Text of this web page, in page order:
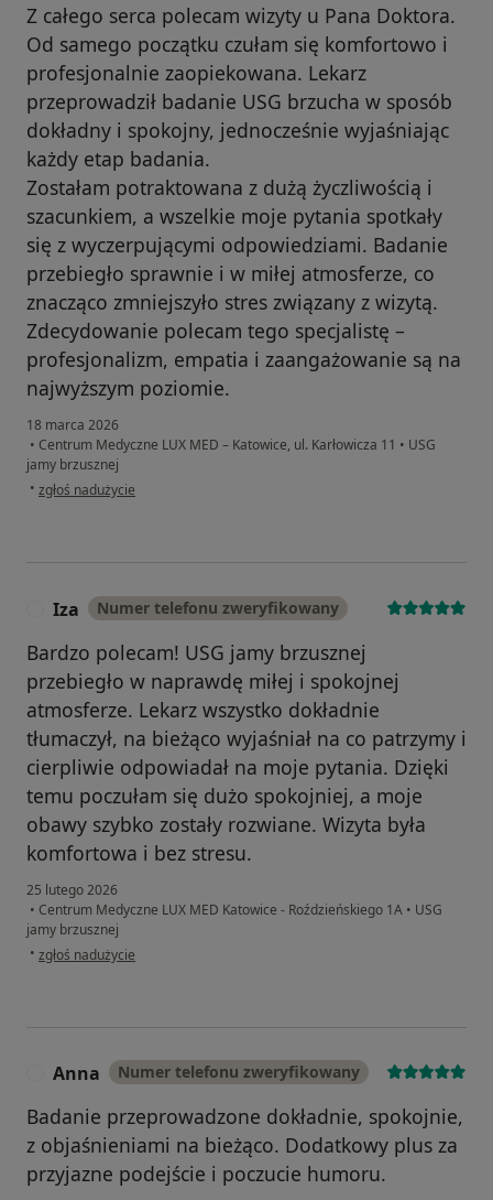
Z całego serca polecam wizyty u Pana Doktora.
Od samego początku czułam się komfortowo i
profesjonalnie zaopiekowana. Lekarz
przeprowadził badanie USG brzucha w sposób
dokładny i spokojny, jednocześnie wyjaśniając
każdy etap badania.
Zostałam potraktowana z dużą życzliwością i
szacunkiem, a wszelkie moje pytania spotkały
się z wyczerpującymi odpowiedziami. Badanie
przebiegło sprawnie i w miłej atmosferze, co
znacząco zmniejszyło stres związany z wizytą.
Zdecydowanie polecam tego specjalistę –
profesjonalizm, empatia i zaangażowanie są na
najwyższym poziomie.
18 marca 2026
• Centrum Medyczne LUX MED – Katowice, ul. Karłowicza 11 • USG
jamy brzusznej
• w opinii użytkownika Karolina
zgłoś nadużycie
Iza Numer telefonu zweryfikowany
Bardzo polecam! USG jamy brzusznej
przebiegło w naprawdę miłej i spokojnej
atmosferze. Lekarz wszystko dokładnie
tłumaczył, na bieżąco wyjaśniał na co patrzymy i
cierpliwie odpowiadał na moje pytania. Dzięki
temu poczułam się dużo spokojniej, a moje
obawy szybko zostały rozwiane. Wizyta była
komfortowa i bez stresu.
25 lutego 2026
• Centrum Medyczne LUX MED Katowice - Roździeńskiego 1A • USG
jamy brzusznej
• w opinii użytkownika Iza
zgłoś nadużycie
Anna Numer telefonu zweryfikowany
Badanie przeprowadzone dokładnie, spokojnie,
z objaśnieniami na bieżąco. Dodatkowy plus za
przyjazne podejście i poczucie humoru.